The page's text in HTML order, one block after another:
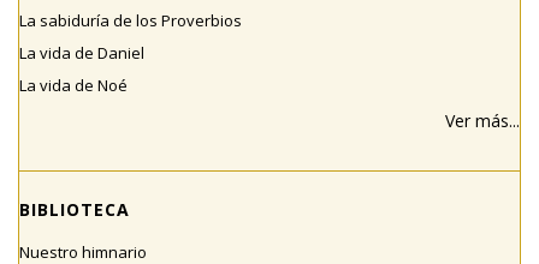
La sabiduría de los Proverbios
La vida de Daniel
La vida de Noé
Ver más...
BIBLIOTECA
Nuestro himnario